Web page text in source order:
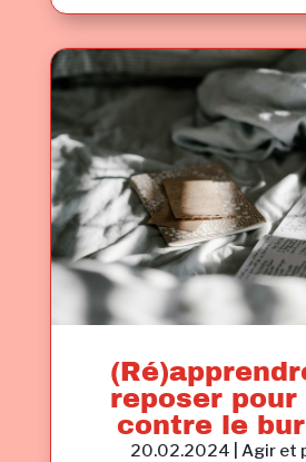
reposer
contre le
20.02.2024 Agir et